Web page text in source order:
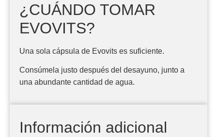
¿CUÁNDO TOMAR
EVOVITS?
Una sola cápsula de Evovits es suficiente.
Consúmela justo después del desayuno, junto a
una abundante cantidad de agua.
Información adicional